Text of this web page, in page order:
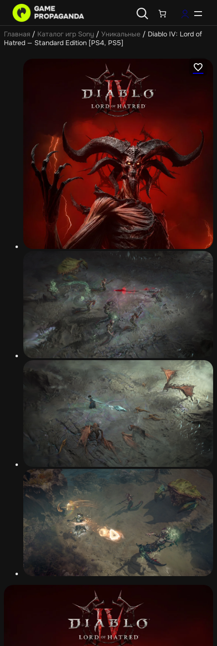
Главная / Каталог игр Sony / Уникальные / Diablo IV: Lord of
Hatred — Standard Edition [PS4, PS5]